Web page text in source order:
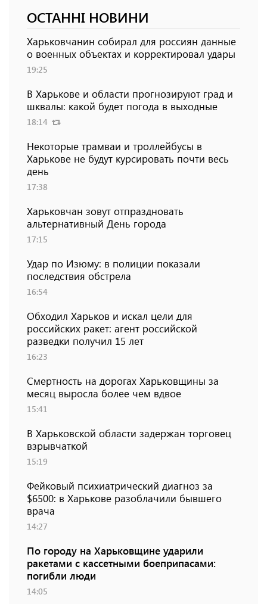
ОСТАННІ НОВИНИ
Харьковчанин собирал для россиян данные
о военных объектах и ​​корректировал удары
19:25
В Харькове и области прогнозируют град и
шквалы: какой будет погода в выходные
18:14
Некоторые трамваи и троллейбусы в
Харькове не будут курсировать почти весь
день
17:38
Харьковчан зовут отпраздновать
альтернативный День города
17:15
Удар по Изюму: в полиции показали
последствия обстрела
16:54
Обходил Харьков и искал цели для
российских ракет: агент российской
разведки получил 15 лет
16:23
Смертность на дорогах Харьковщины за
месяц выросла более чем вдвое
15:41
В Харьковской области задержан торговец
взрывчаткой
15:19
Фейковый психиатрический диагноз за
$6500: в Харькове разоблачили бывшего
врача
14:27
По городу на Харьковщине ударили
ракетами с кассетными боеприпасами:
погибли люди
14:05